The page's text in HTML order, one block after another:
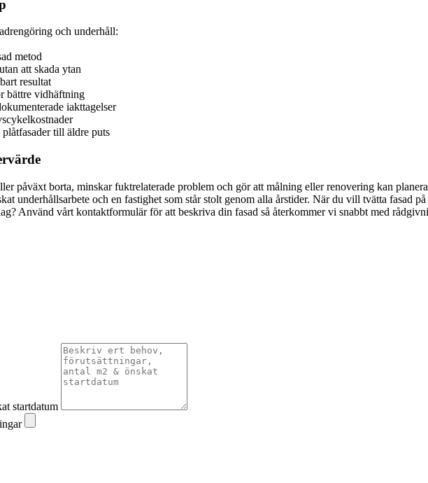
och underhåll:
metod
att skada ytan
resultat
bättre vidhäftning
iakttagelser
till äldre puts
påväxt borta, minskar fuktrelaterade problem och gör att målning eller renovering kan
underhållsarbete och en fastighet som står stolt genom alla årstider. När du vill tvätta fasad
Använd vårt kontaktformulär för att beskriva din fasad så återkommer vi snabbt med
startdatum